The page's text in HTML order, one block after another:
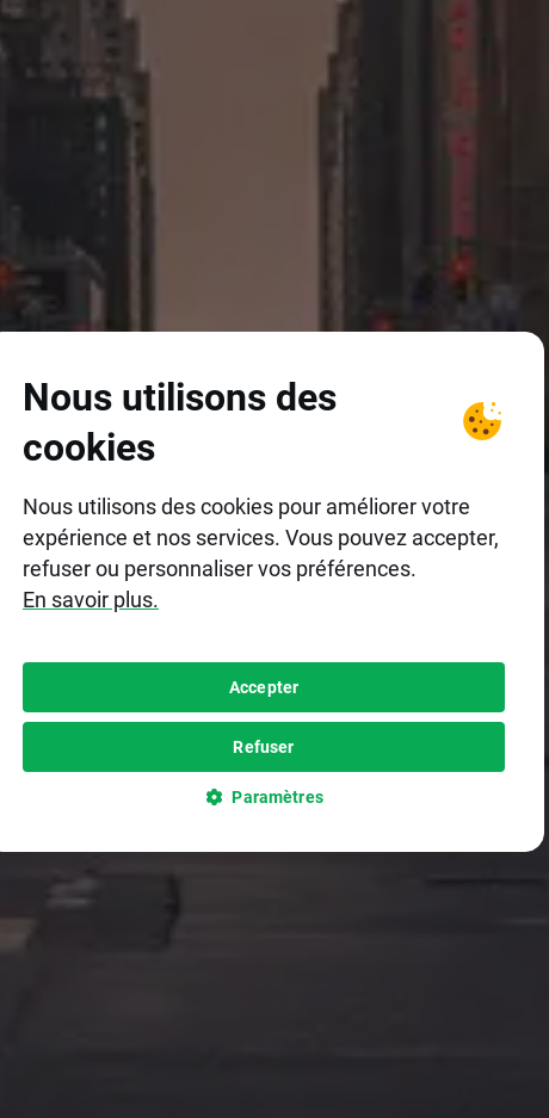
Nous utilisons des
cookies
Nous utilisons des cookies pour améliorer votre
expérience et nos services. Vous pouvez accepter,
refuser ou personnaliser vos préférences.
En savoir plus.
Accepter
Refuser
Paramètres